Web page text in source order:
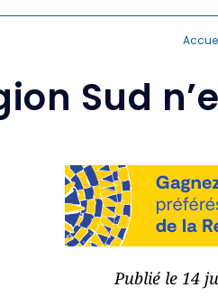
Sud
Publié le 14